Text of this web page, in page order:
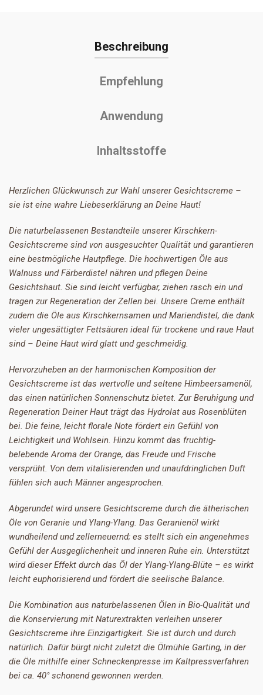
Beschreibung
Empfehlung
Anwendung
Inhaltsstoffe
Herzlichen Glückwunsch zur Wahl unserer Gesichtscreme –
sie ist eine wahre Liebeserklärung an Deine Haut!
Die naturbelassenen Bestandteile unserer Kirschkern-
Gesichtscreme sind von ausgesuchter Qualität und garantieren
eine bestmögliche Hautpflege. Die hochwertigen Öle aus
Walnuss und Färberdistel nähren und pflegen Deine
Gesichtshaut. Sie sind leicht verfügbar, ziehen rasch ein und
tragen zur Regeneration der Zellen bei. Unsere Creme enthält
zudem die Öle aus Kirschkernsamen und Mariendistel, die dank
vieler ungesättigter Fettsäuren ideal für trockene und raue Haut
sind – Deine Haut wird glatt und geschmeidig.
Hervorzuheben an der harmonischen Komposition der
Gesichtscreme ist das wertvolle und seltene Himbeersamenöl,
das einen natürlichen Sonnenschutz bietet. Zur Beruhigung und
Regeneration Deiner Haut trägt das Hydrolat aus Rosenblüten
bei. Die feine, leicht florale Note fördert ein Gefühl von
Leichtigkeit und Wohlsein. Hinzu kommt das fruchtig-
belebende Aroma der Orange, das Freude und Frische
versprüht. Von dem vitalisierenden und unaufdringlichen Duft
fühlen sich auch Männer angesprochen.
Abgerundet wird unsere Gesichtscreme durch die ätherischen
Öle von Geranie und Ylang-Ylang. Das Geranienöl wirkt
wundheilend und zellerneuernd; es stellt sich ein angenehmes
Gefühl der Ausgeglichenheit und inneren Ruhe ein. Unterstützt
wird dieser Effekt durch das Öl der Ylang-Ylang-Blüte – es wirkt
leicht euphorisierend und fördert die seelische Balance.
Die Kombination aus naturbelassenen Ölen in Bio-Qualität und
die Konservierung mit Naturextrakten verleihen unserer
Gesichtscreme ihre Einzigartigkeit. Sie ist durch und durch
natürlich. Dafür bürgt nicht zuletzt die Ölmühle Garting, in der
die Öle mithilfe einer Schneckenpresse im Kaltpressverfahren
bei ca. 40° schonend gewonnen werden.